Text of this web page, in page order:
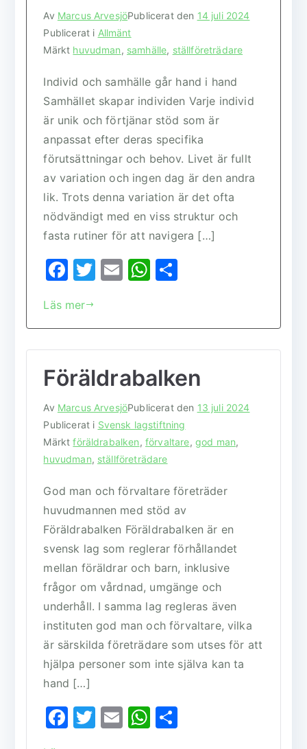
Av Marcus ArvesjöPublicerat den 14 juli 2024
Publicerat i Allmänt
Märkt huvudman, samhälle, ställföreträdare
Individ och samhälle går hand i hand
Samhället skapar individen Varje individ
är unik och förtjänar stöd som är
anpassat efter deras specifika
förutsättningar och behov. Livet är fullt
av variation och ingen dag är den andra
lik. Trots denna variation är det ofta
nödvändigt med en viss struktur och
fasta rutiner för att navigera […]
F
c
e
b
o
o
k
T
te
r
E
l
W
s
A
p
p
Läs mer
Föräldrabalken
Av Marcus ArvesjöPublicerat den 13 juli 2024
Publicerat i Svensk lagstiftning
Märktföräldrabalken, förvaltare, god man,
huvudman, ställföreträdare
God man och förvaltare företräder
huvudmannen med stöd av
Föräldrabalken Föräldrabalken är en
svensk lag som reglerar förhållandet
mellan föräldrar och barn, inklusive
frågor om vårdnad, umgänge och
underhåll. I samma lag regleras även
instituten god man och förvaltare, vilka
är särskilda företrädare som utses för att
hjälpa personer som inte själva kan ta
hand […]
F
T
E
W